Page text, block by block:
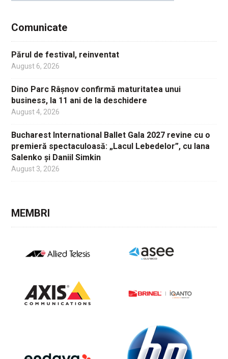
Comunicate
Părul de festival, reinventat
August 6, 2026
Dino Parc Râșnov confirmă maturitatea unui
business, la 11 ani de la deschidere
August 4, 2026
Bucharest International Ballet Gala 2027 revine cu o
premieră spectaculoasă: „Lacul Lebedelor”, cu Iana
Salenko și Daniil Simkin
August 3, 2026
MEMBRI